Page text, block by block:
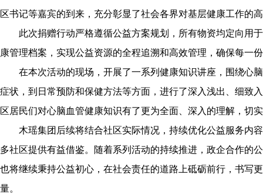
区书记等嘉宾的到来，充分彰显了社会各界对基层健康工作的
此次捐赠行动严格遵循公益方案规划，所有物资均定向用
康管理档案，实现公益资源的全程追溯和高效管理，确保每一
在本次活动的现场，开展了一系列健康知识讲座，围绕心
症状，到日常预防和保健方法等方面，进行了深入浅出、细致
区居民们对心脑血管健康知识有了更为全面、深入的理解，切
木瑶集团后续将结合社区实际情况，持续优化公益服务内
多社区提供有益借鉴。随着系列活动的持续推进，政企合作的
也将继续秉持公益初心，在社会责任的道路上砥砺前行，书写
量。